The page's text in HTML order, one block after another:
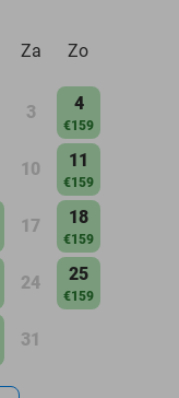
Za Zo
3 4
€159
10 11
€159
17 18
€159
24 25
€159
31